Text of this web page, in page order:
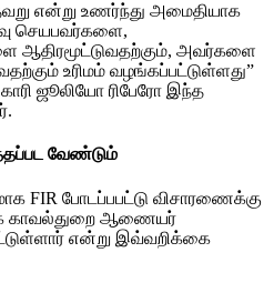
தவறு என்று உணர்ந்து அமைதியாக
செயபவர்களை,
ஆதிரமூட்டுவதற்கும், அவர்களை
உரிமம் வழங்கப்பட்டுள்ளது”
ஜூலியோ ரிபேரோ இந்த
வேண்டும்
FIR போடப்பபட்டு விசாரணைக்கு
காவல்துறை ஆணையர்
என்று இவ்வறிக்கை